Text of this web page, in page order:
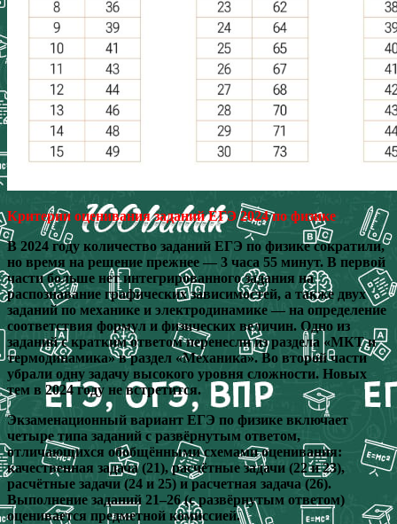
Критерии оценивания заданий ЕГЭ 2024 по физике
В 2024 году количество заданий ЕГЭ по физике сократили,
но время на решение прежнее — 3 часа 55 минут. В первой
части больше нет интегрированного задания на
распознавание графических зависимостей, а также двух
заданий по механике и электродинамике — на определение
соответствия формул и физических величин. Одно из
заданий с кратким ответом перенесли из раздела «МКТ и
термодинамика» в раздел «Механика». Во второй части
убрали одну задачу высокого уровня сложности. Новых
тем в 2024 году не встретится.
Экзаменационный вариант ЕГЭ по физике включает
четыре типа заданий с развёрнутым ответом,
отличающихся обобщёнными схемами оценивания:
качественная задача (21), расчётные задачи (22 и 23),
расчётные задачи (24 и 25) и расчетная задача (26).
Выполнение заданий 21–26 (с развёрнутым ответом)
оценивается предметной комиссией.